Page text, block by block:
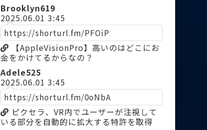
Brooklyn619
2025.06.01 3:45
https://shorturl.fm/PFOiP
【AppleVisionPro】高いのはどこにお
金をかけてるからなの？
Adele525
2025.06.01 3:45
https://shorturl.fm/0oNbA
ピクセラ、VR内でユーザーが注視して
いる部分を自動的に拡大する特許を取得